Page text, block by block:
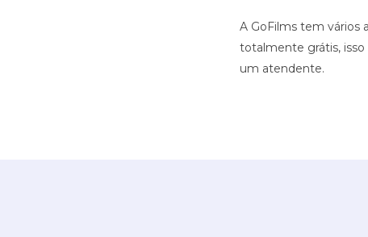
A GoFilms tem vários
totalmente grátis,
um atendente.